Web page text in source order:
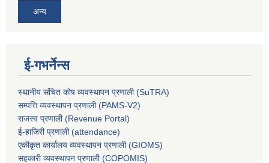
अन्य
ई-गभर्नेन्स
स्थानीय संचित कोष व्यवस्थापन प्रणाली (SuTRA)
सम्पत्ति व्यवस्थापन प्रणाली (PAMS-V2)
राजस्व प्रणाली (Revenue Portal)
ई-हाजिरी प्रणाली (attendance)
एकीकृत कार्यालय व्यवस्थापन प्रणाली (GIOMS)
सहकारी व्यवस्थापन प्रणाली (COPOMIS)